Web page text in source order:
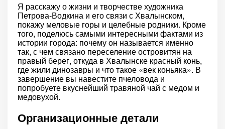
Я расскажу о жизни и творчестве художника
Петрова-Водкина и его связи с Хвалынском,
покажу меловые горы и целебные родники. Кроме
того, поделюсь самыми интересными фактами из
истории города: почему он называется именно
так, с чем связано переселение островитян на
правый берег, откуда в Хвалынске красный конь,
где жили динозавры и что такое «век коньяка». В
завершение вы навестите пчеловода и
попробуете вкуснейший травяной чай с медом и
медовухой.
Организационные детали